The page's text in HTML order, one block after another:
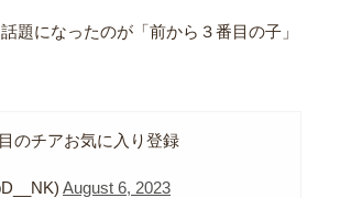
題になったのが「前から３番目の子」
のチアお気に入り登録
August 6, 2023